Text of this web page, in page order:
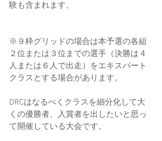
験も含まれます、
※９枠グリッドの場合は本予選の各組
２位または３位までの選手（決勝は４
人または６人で出走）をエキスパート
クラスとする場合があります。
DRCはなるべくクラスを細分化して大
くの優勝者、入賞者を出したいと思っ
て開催している大会です。